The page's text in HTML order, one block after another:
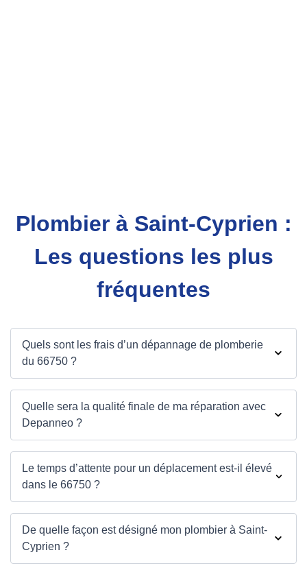
Plombier à Saint-Cyprien :
Les questions les plus
fréquentes
Quels sont les frais d’un dépannage de plomberie
du 66750 ?
Quelle sera la qualité finale de ma réparation avec
Depanneo ?
Le temps d’attente pour un déplacement est-il élevé
dans le 66750 ?
De quelle façon est désigné mon plombier à Saint-
Cyprien ?